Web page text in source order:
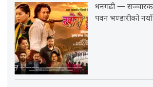
धनगढी —
पवन भण्डारीको